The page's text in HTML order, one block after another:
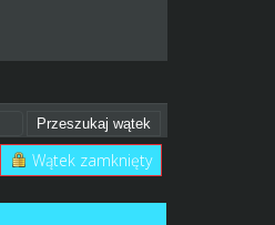
Wątek zamknięty